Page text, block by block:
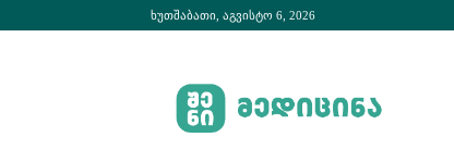
ხუთშაბათი, აგვისტო 6, 2026